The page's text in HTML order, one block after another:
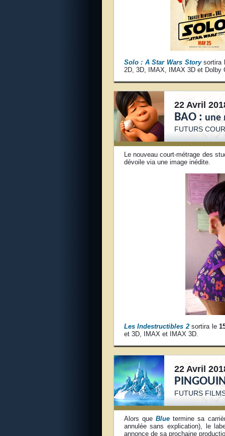
Solo : A Star Wars Storysortira
2D, 3D, IMAX, IMAX 3D et Dolby
22 Avril
BAO : une
FUTURS
Le nouveau court-métrage des
dévoile via une image inédite.
Les Indestructibles 2sortira le
et 3D, IMAX et IMAX 3D.
22 Avril
FUTURS
Alors que Bluetermine sa
annulée sans explication), le
annonce de sa prochaine